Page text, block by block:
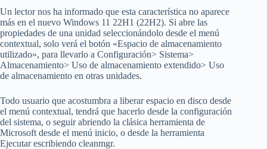
Un lector nos ha informado que esta característica no aparece
más en el nuevo Windows 11 22H1 (22H2). Si abre las
propiedades de una unidad seleccionándolo desde el menú
contextual, solo verá el botón «Espacio de almacenamiento
utilizado», para llevarlo a Configuración> Sistema>
Almacenamiento> Uso de almacenamiento extendido> Uso
de almacenamiento en otras unidades.
Todo usuario que acostumbra a liberar espacio en disco desde
el menú contextual, tendrá que hacerlo desde la configuración
del sistema, o seguir abriendo la clásica herramienta de
Microsoft desde el menú inicio, o desde la herramienta
Ejecutar escribiendo cleanmgr.